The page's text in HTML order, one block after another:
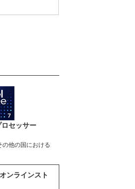
セッサー
他の国における
ンラインスト